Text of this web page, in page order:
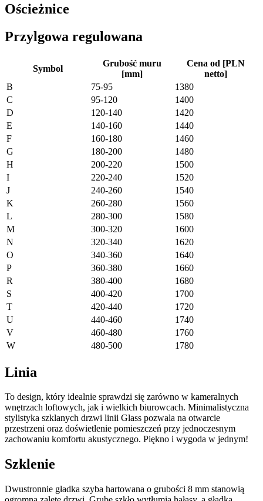
Ościeżnice
Przylgowa regulowana
Symbol
Grubość muru
[mm]
Cena od [PLN
netto]
B
75-95
1380
C
95-120
1400
D
120-140
1420
E
140-160
1440
F
160-180
1460
G
180-200
1480
H
200-220
1500
I
220-240
1520
J
240-260
1540
K
260-280
1560
L
280-300
1580
M
300-320
1600
N
320-340
1620
O
340-360
1640
P
360-380
1660
R
380-400
1680
S
400-420
1700
T
420-440
1720
U
440-460
1740
V
460-480
1760
W
480-500 1780
Linia
To design, który idealnie sprawdzi się zarówno w kameralnych
wnętrzach loftowych, jak i wielkich biurowcach. Minimalistyczna
stylistyka szklanych drzwi linii Glass pozwala na otwarcie
przestrzeni oraz doświetlenie pomieszczeń przy jednoczesnym
zachowaniu komfortu akustycznego. Piękno i wygoda w jednym!
Szklenie
Dwustronnie gładka szyba hartowana o grubości 8 mm stanowią